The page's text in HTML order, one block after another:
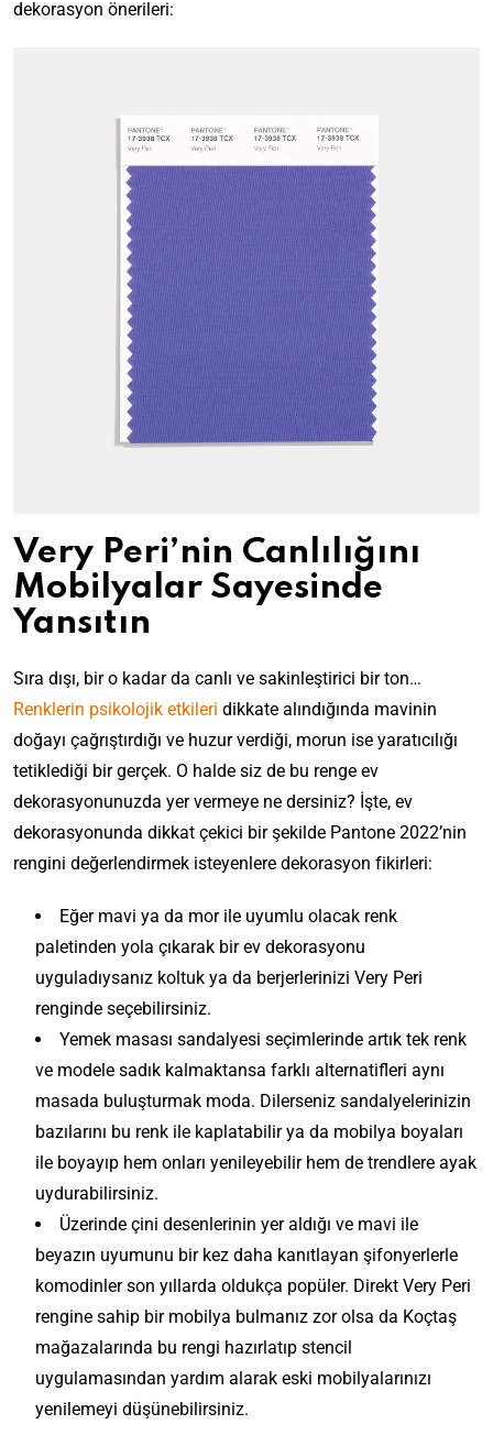
dekorasyon önerileri:
Very Peri’nin Canlılığını
Mobilyalar Sayesinde
Yansıtın
Sıra dışı, bir o kadar da canlı ve sakinleştirici bir ton…
Renklerin psikolojik etkileri dikkate alındığında mavinin
doğayı çağrıştırdığı ve huzur verdiği, morun ise yaratıcılığı
tetiklediği bir gerçek. O halde siz de bu renge ev
dekorasyonunuzda yer vermeye ne dersiniz? İşte, ev
dekorasyonunda dikkat çekici bir şekilde Pantone 2022’nin
rengini değerlendirmek isteyenlere dekorasyon fikirleri:
Eğer mavi ya da mor ile uyumlu olacak renk
paletinden yola çıkarak bir ev dekorasyonu
uyguladıysanız koltuk ya da berjerlerinizi Very Peri
renginde seçebilirsiniz.
Yemek masası sandalyesi seçimlerinde artık tek renk
ve modele sadık kalmaktansa farklı alternatifleri aynı
masada buluşturmak moda. Dilerseniz sandalyelerinizin
bazılarını bu renk ile kaplatabilir ya da mobilya boyaları
ile boyayıp hem onları yenileyebilir hem de trendlere ayak
uydurabilirsiniz.
Üzerinde çini desenlerinin yer aldığı ve mavi ile
beyazın uyumunu bir kez daha kanıtlayan şifonyerlerle
komodinler son yıllarda oldukça popüler. Direkt Very Peri
rengine sahip bir mobilya bulmanız zor olsa da Koçtaş
mağazalarında bu rengi hazırlatıp stencil
uygulamasından yardım alarak eski mobilyalarınızı
yenilemeyi düşünebilirsiniz.